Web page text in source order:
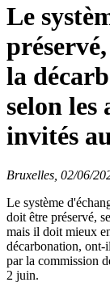
Le
la
selon les
invités
Bruxelles, 02/06/
Le système
doit être préservé,
mais il doit mieux
décarbonation, ont-
par la commission
2 juin.